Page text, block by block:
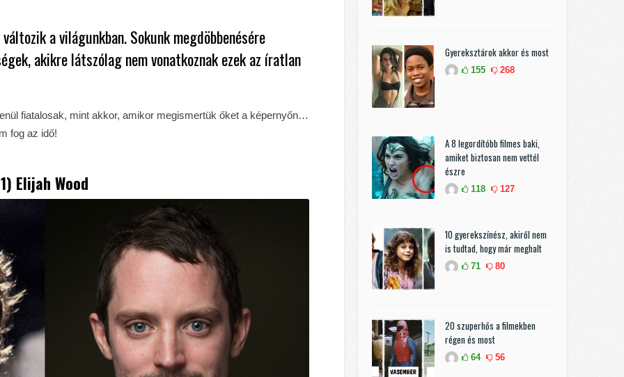
a világunkban. Sokunk megdöbbenésére
akikre látszólag nem vonatkoznak ezek az íratlan
fiatalosak, mint akkor, amikor megismertük őket a képernyőn…
fog az idő!
1) Elijah Wood
Gyereksztárok akkor és most
155 268
A 8 legordítóbb filmes baki,
amiket biztosan nem vettél
észre
118 127
10 gyerekszínész, akiről nem
is tudtad, hogy már meghalt
71 80
20 szuperhős a filmekben
régen és most
64 56